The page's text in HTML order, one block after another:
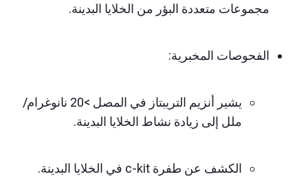
مجموعات متعددة البؤر من الخلايا البدينة.
الفحوصات المخبرية:
يشير أنزيم التريبتاز في المصل >20 نانوغرام/
ملل إلى زيادة نشاط الخلايا البدينة.
الكشف عن طفرة c-kit في الخلايا البدينة.